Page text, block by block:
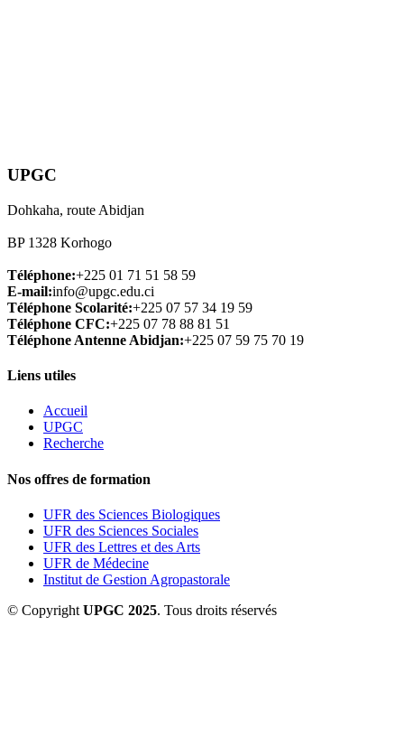
UPGC
Dohkaha, route Abidjan
BP 1328 Korhogo
Téléphone:+225 01 71 51 58 59
E-mail:info@upgc.edu.ci
Téléphone Scolarité:+225 07 57 34 19 59
Téléphone CFC:+225 07 78 88 81 51
Téléphone Antenne Abidjan:+225 07 59 75 70 19
Liens utiles
Accueil
UPGC
Recherche
Nos offres de formation
UFR des Sciences Biologiques
UFR des Sciences Sociales
UFR des Lettres et des Arts
UFR de Médecine
Institut de Gestion Agropastorale
© Copyright UPGC 2025. Tous droits réservés